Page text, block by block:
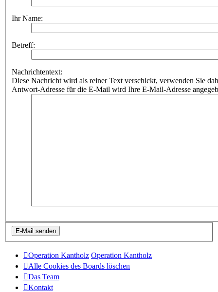
Ihr Name:
Betreff:
Nachrichtentext:
Diese Nachricht wird als reiner Text verschickt, verwenden Sie
Antwort-Adresse für die E-Mail wird Ihre E-Mail-Adresse
Operation Kantholz Operation Kantholz
Alle Cookies des Boards löschen
Das Team
Kontakt